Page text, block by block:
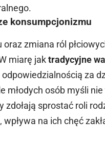
konsumpcjonizmu
zmiana ról
miarę jaktradycyjne
za
młodych osób myśli
zdołają sprostać roli
na ich chęć